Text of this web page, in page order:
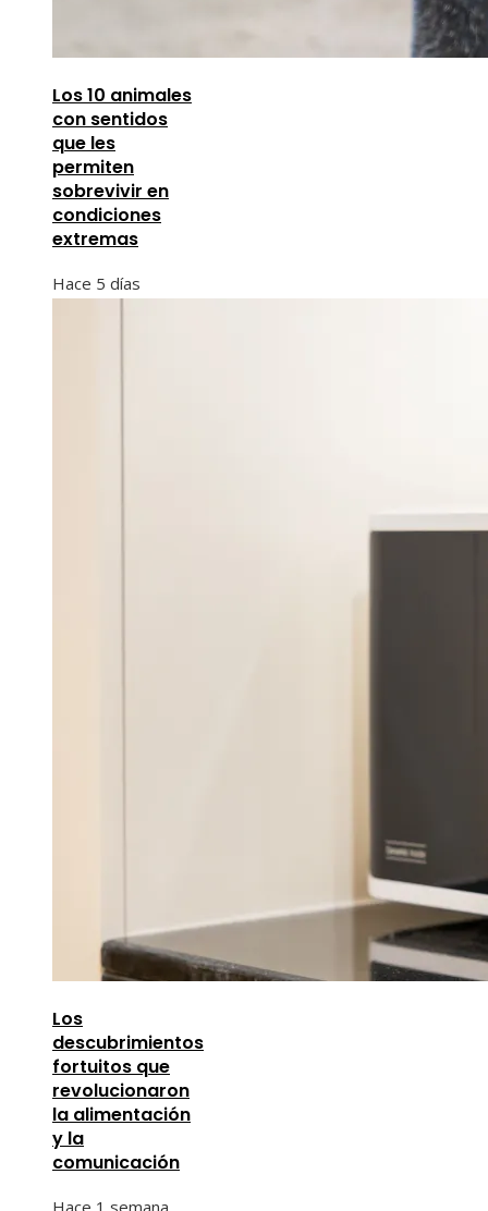
Los 10 animales
con sentidos
que les
permiten
sobrevivir en
condiciones
extremas
Hace 5 días
Los
descubrimientos
fortuitos que
revolucionaron
la alimentación
y la
comunicación
Hace 1 semana